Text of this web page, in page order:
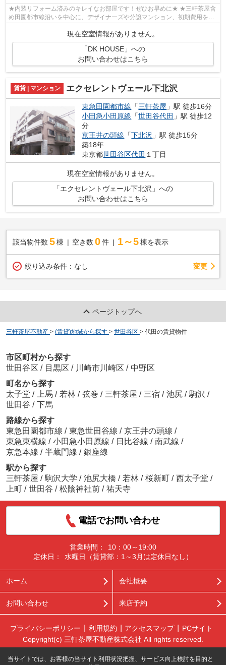
★内装リフォーム済みのキレイなお部屋です！ぜひお早めに★ ★三軒茶屋含
め田園都市線沿いを中心に、デザイナーズや分譲マンション、初期費用を抑
現在空室情報がありません。
「DK HOUSE」への
お問い合わせはこちら
賃貸 | マンション エクセレントヴェール下北沢
東急田園都市線 「三軒茶屋 」駅 徒歩16分
小田急小田原線 「世田谷代田 」駅 徒歩12
分
京王井の頭線 「下北沢 」駅 徒歩15分
築18年
東京都世田谷区代田 １丁目
現在空室情報がありません。
「エクセレントヴェール下北沢」への
お問い合わせはこちら
該当物件数 5棟 空き数 0 件 1～5 棟を表示
絞り込み条件： なし 変更
ページトップへ
三軒茶屋不動産 > (賃貸)地域から探す > 世田谷区 > 代田の賃貸物件
市区町村から探す
世田谷区 / 目黒区 / 川崎市川崎区 / 中野区
町名から探す
太子堂 / 上馬 / 若林 / 弦巻 / 三軒茶屋 / 三宿 / 池尻 / 駒沢 /
世田谷 / 下馬
路線から探す
東急田園都市線 / 東急世田谷線 / 京王井の頭線 /
東急東横線 / 小田急小田原線 / 日比谷線 / 南武線 /
京急本線 / 半蔵門線 / 銀座線
駅から探す
三軒茶屋 / 駒沢大学 / 池尻大橋 / 若林 / 桜新町 / 西太子堂 /
上町 / 世田谷 / 松陰神社前 / 祐天寺
電話でお問い合わせ
営業時間：
10：00～19:00
定休日：
水曜日（賃貸部：1～3月は定休日なし）
ホーム 会社概要
お問い合わせ 来店予約
プライバシーポリシー 利用規約 アクセスマップ
PCサイト
Copyright(c) 三軒茶屋不動産株式会社 All rights reserved.
当サイトでは、お客様の当サイト利用状況把握、サービス向上検討を目的と